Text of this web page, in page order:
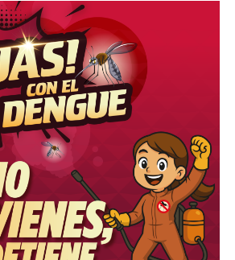
Gobierno de la República, Jesús
gobernadora electa del Estado de
Álvarez; las gobernadoras y
California, Baja California Sur,
de México, Chiapas, Guerrero,
Morelos, Nayarit, Oaxaca, Puebla,
Luis Potosí, Sinaloa, Sonora,
Tlaxcala, Veracruz y Zacatecas,
del Poder Legislativo.